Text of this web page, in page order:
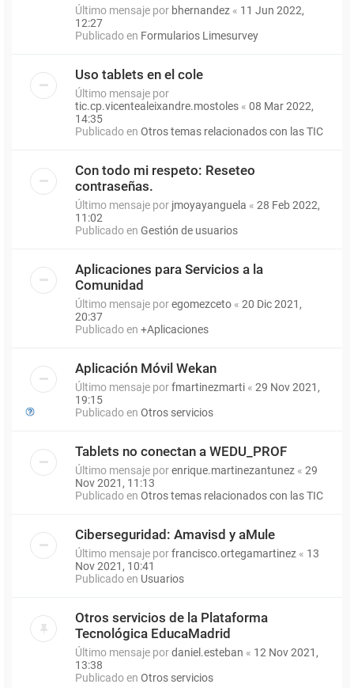
Último mensaje por bhernandez « 11 Jun 2022,
12:27
Publicado en Formularios Limesurvey
Uso tablets en el cole
Último mensaje por
tic.cp.vicentealeixandre.mostoles « 08 Mar 2022,
14:35
Publicado en Otros temas relacionados con las TIC
Con todo mi respeto: Reseteo
contraseñas.
Último mensaje por jmoyayanguela « 28 Feb 2022,
11:02
Publicado en Gestión de usuarios
Aplicaciones para Servicios a la
Comunidad
Último mensaje poregomezceto « 20 Dic 2021,
20:37
Publicado en +Aplicaciones
Aplicación Móvil Wekan
Último mensaje porfmartinezmarti « 29 Nov 2021,
19:15
Publicado en Otros servicios
Tablets no conectan a WEDU_PROF
Último mensaje porenrique.martinezantunez « 29
Nov 2021, 11:13
Publicado en Otros temas relacionados con las TIC
Ciberseguridad: Amavisd y aMule
Último mensaje porfrancisco.ortegamartinez « 13
Nov 2021, 10:41
Publicado en Usuarios
Otros servicios de la Plataforma
Tecnológica EducaMadrid
Último mensaje pordaniel.esteban « 12 Nov 2021,
13:38
Publicado en Otros servicios